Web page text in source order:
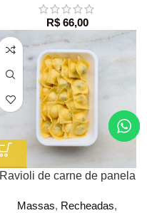
R$66,00
Ravioli de carne de panela
Massas, Recheadas,